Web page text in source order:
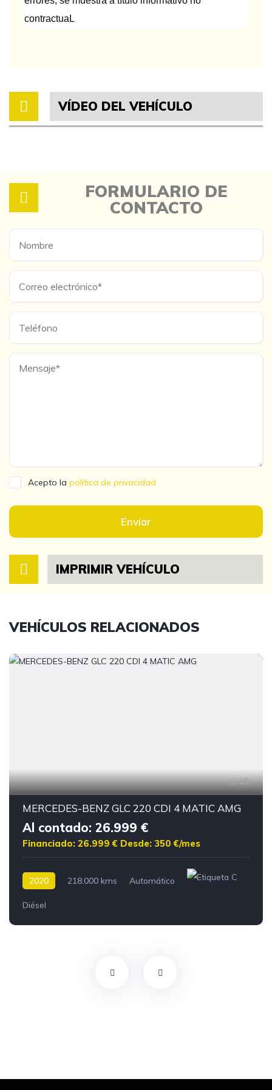
contractuaL
VÍDEO DEL VEHÍCULO
FORMULARIO DE
CONTACTO
Acepto la política de privacidad
Enviar
IMPRIMIR VEHÍCULO
VEHÍCULOS RELACIONADOS
15
MERCEDES-BENZ GLC 220 CDI 4 MATIC AMG
Al contado: 26.999 €
Financiado: 26.999 € Desde: 350 €/mes
2020 218.000 kms Automático
Diésel